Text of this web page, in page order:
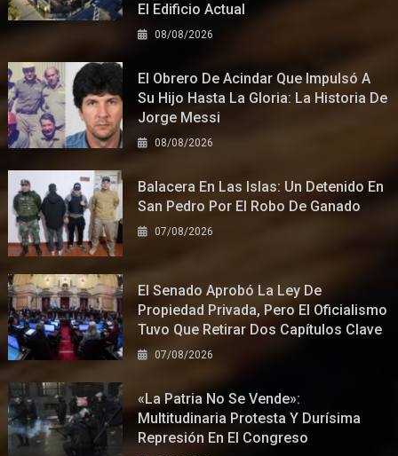
El Edificio Actual
08/08/2026
El Obrero De Acindar Que Impulsó A
Su Hijo Hasta La Gloria: La Historia De
Jorge Messi
08/08/2026
Balacera En Las Islas: Un Detenido En
San Pedro Por El Robo De Ganado
07/08/2026
El Senado Aprobó La Ley De
Propiedad Privada, Pero El Oficialismo
Tuvo Que Retirar Dos Capítulos Clave
07/08/2026
«La Patria No Se Vende»:
Multitudinaria Protesta Y Durísima
Represión En El Congreso